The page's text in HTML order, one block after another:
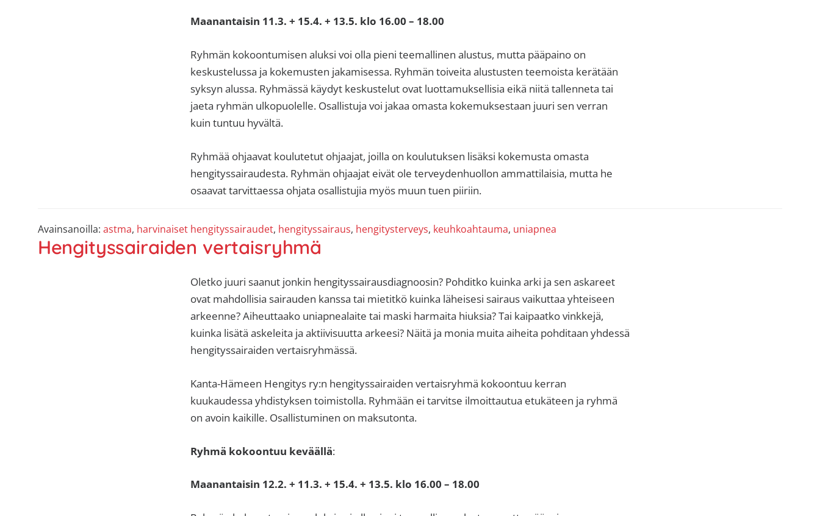
Maanantaisin 11.3. + 15.4. + 13.5. klo 16.00 – 18.00
Ryhmän kokoontumisen aluksi voi olla pieni teemallinen alustus, mutta pääpaino on
keskustelussa ja kokemusten jakamisessa. Ryhmän toiveita alustusten teemoista kerätään
syksyn alussa. Ryhmässä käydyt keskustelut ovat luottamuksellisia eikä niitä tallenneta tai
jaeta ryhmän ulkopuolelle. Osallistuja voi jakaa omasta kokemuksestaan juuri sen verran
kuin tuntuu hyvältä.
Ryhmää ohjaavat koulutetut ohjaajat, joilla on koulutuksen lisäksi kokemusta omasta
hengityssairaudesta. Ryhmän ohjaajat eivät ole terveydenhuollon ammattilaisia, mutta he
osaavat tarvittaessa ohjata osallistujia myös muun tuen piiriin.
Avainsanoilla: astma, harvinaiset hengityssairaudet, hengityssairaus, hengitysterveys, keuhkoahtauma, uniapnea
Hengityssairaiden vertaisryhmä
Oletko juuri saanut jonkin hengityssairausdiagnoosin? Pohditko kuinka arki ja sen askareet
ovat mahdollisia sairauden kanssa tai mietitkö kuinka läheisesi sairaus vaikuttaa yhteiseen
arkeenne? Aiheuttaako uniapnealaite tai maski harmaita hiuksia? Tai kaipaatko vinkkejä,
kuinka lisätä askeleita ja aktiivisuutta arkeesi? Näitä ja monia muita aiheita pohditaan yhdessä
hengityssairaiden vertaisryhmässä.
Kanta-Hämeen Hengitys ry:n hengityssairaiden vertaisryhmä kokoontuu kerran
kuukaudessa yhdistyksen toimistolla. Ryhmään ei tarvitse ilmoittautua etukäteen ja ryhmä
on avoin kaikille. Osallistuminen on maksutonta.
Ryhmä kokoontuu keväällä:
Maanantaisin 12.2. + 11.3. + 15.4. + 13.5. klo 16.00 – 18.00